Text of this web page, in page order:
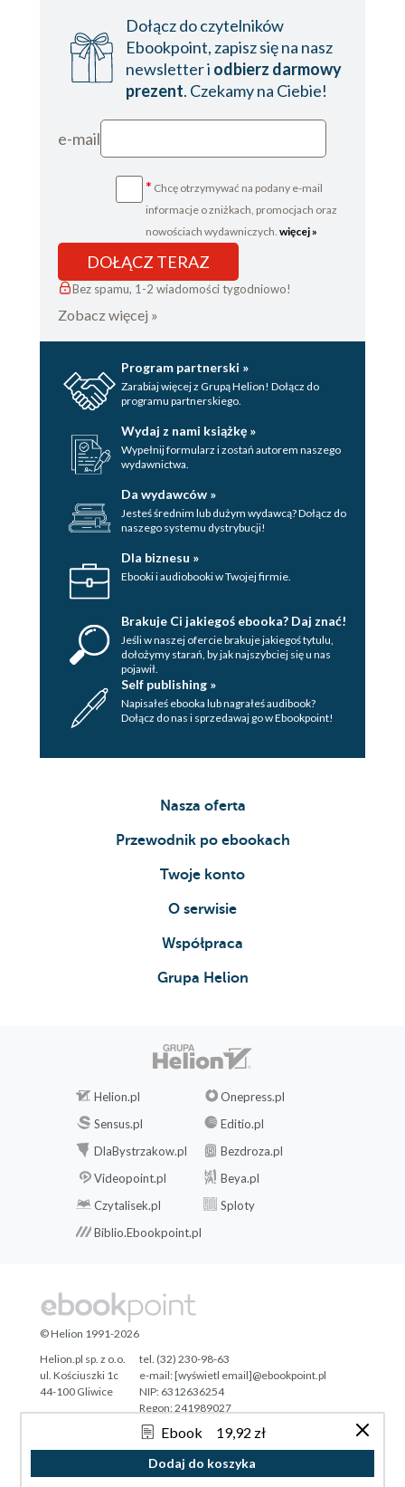
Ebook 19,92 zł
Dodaj do koszyka
Dołącz do czytelników
Ebookpoint, zapisz się na nasz
newsletter i odbierz darmowy
prezent. Czekamy na Ciebie!
e-mail
* Chcę otrzymywać na podany e-mail
informacje o zniżkach, promocjach oraz
nowościach wydawniczych. więcej »
DOŁĄCZ TERAZ
Bez spamu, 1-2 wiadomości tygodniowo!
Zobacz więcej »
Program partnerski »
Zarabiaj więcej z Grupą Helion! Dołącz do
programu partnerskiego.
Wydaj z nami książkę »
Wypełnij formularz i zostań autorem naszego
wydawnictwa.
Da wydawców »
Jesteś średnim lub dużym wydawcą? Dołącz do
naszego systemu dystrybucji!
Dla biznesu »
Ebooki i audiobooki w Twojej firmie.
Brakuje Ci jakiegoś ebooka? Daj znać!
Jeśli w naszej ofercie brakuje jakiegoś tytulu,
dołożymy starań, by jak najszybciej się u nas
pojawił.
Self publishing »
Napisałeś ebooka lub nagrałeś audibook?
Dołącz do nas i sprzedawaj go w Ebookpoint!
Nasza oferta
Przewodnik po ebookach
Twoje konto
O serwisie
Współpraca
Grupa Helion
Helion.pl
Onepress.pl
Sensus.pl
Editio.pl
DlaBystrzakow.pl
Bezdroza.pl
Videopoint.pl
Beya.pl
Czytalisek.pl
Sploty
Biblio.Ebookpoint.pl
Tonik.pl
© Helion 1991-2026
Helion.pl sp. z o.o.
ul. Kościuszki 1c
44-100 Gliwice
tel. (32) 230-98-63
e-mail:[wyświetl email]@ebookpoint.pl
NIP: 6312636254
Regon: 241989027